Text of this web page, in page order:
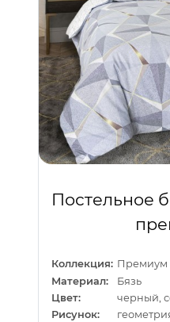
Постельное
Коллекция: Премиум
Материал:
Бязь
Цвет:
черный,
Рисунок: